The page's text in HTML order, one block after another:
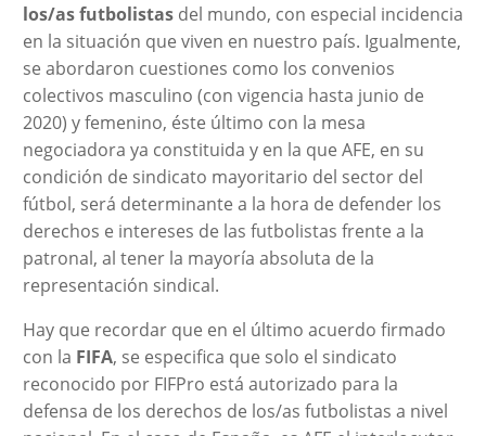
los/as futbolistasdel mundo, con especial incidencia
en la situación que viven en nuestro país. Igualmente,
se abordaron cuestiones como los convenios
colectivos masculino (con vigencia hasta junio de
2020) y femenino, éste último con la mesa
negociadora ya constituida y en la que AFE, en su
condición de sindicato mayoritario del sector del
fútbol, será determinante a la hora de defender los
derechos e intereses de las futbolistas frente a la
patronal, al tener la mayoría absoluta de la
representación sindical.
Hay que recordar que en el último acuerdo firmado
con la FIFA, se especifica que solo el sindicato
reconocido por FIFPro está autorizado para la
defensa de los derechos de los/as futbolistas a nivel